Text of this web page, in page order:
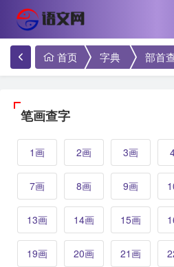
首页 字典 部首
笔画查字
1画 2画 3画
7画 8画 9画
13画 14画 15画
19画 20画 21画